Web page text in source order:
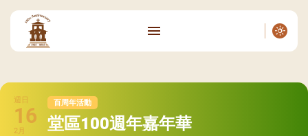
週日
16
2月
百周年活動
堂區100週年嘉年華